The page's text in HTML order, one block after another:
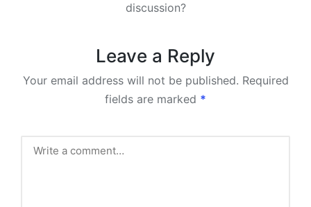
discussion?
Leave a Reply
Your email address will not be published. Required
fields are marked *